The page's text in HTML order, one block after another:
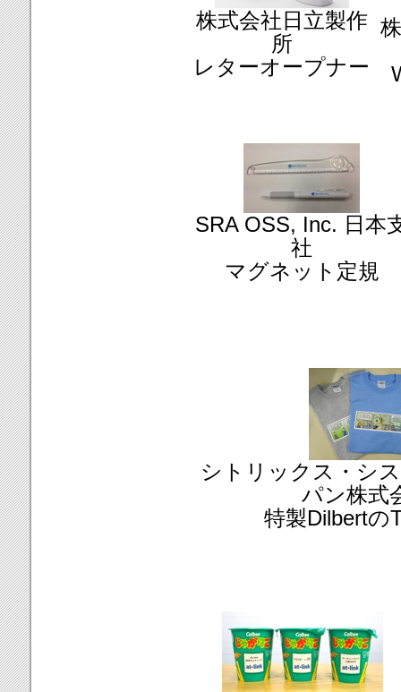
株式会社日立製作
所
レターオープナー
SRA OSS, Inc. 日本
社
マグネット定規
シトリックス・シ
パン株式
特製Dilbertの